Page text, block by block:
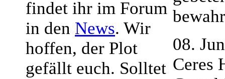
findet ihr im Forum
in den News. Wir
hoffen, der Plot
gefällt euch. Solltet
08.
Ceres